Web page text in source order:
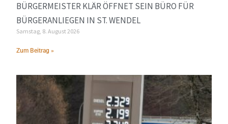
BÜRGERMEISTER KLÄR ÖFFNET SEIN BÜRO FÜR
BÜRGERANLIEGEN IN ST. WENDEL
Samstag, 8. August 2026
Zum Beitrag »